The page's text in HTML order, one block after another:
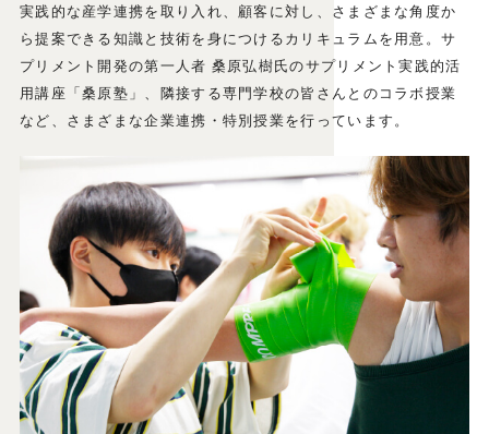
実践的な産学連携を取り入れ、顧客に対し、さまざまな角度か
ら提案できる知識と技術を身につけるカリキュラムを用意。サ
プリメント開発の第一人者 桑原弘樹氏のサプリメント実践的活
用講座「桑原塾」、隣接する専門学校の皆さんとのコラボ授業
など、さまざまな企業連携・特別授業を行っています。